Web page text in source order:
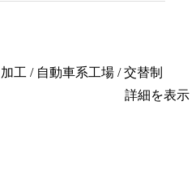
工 / 自動車系工場 / 交替制
詳細を表示